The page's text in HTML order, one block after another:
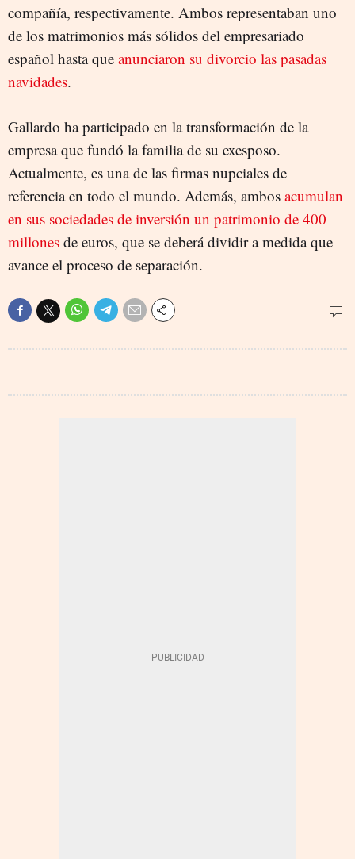
compañía, respectivamente. Ambos representaban uno
de los matrimonios más sólidos del empresariado
español hasta que anunciaron su divorcio las pasadas
navidades.
Gallardo ha participado en la transformación de la
empresa que fundó la familia de su exesposo.
Actualmente, es una de las firmas nupciales de
referencia en todo el mundo. Además, ambos acumulan
en sus sociedades de inversión un patrimonio de 400
millones de euros, que se deberá dividir a medida que
avance el proceso de separación.